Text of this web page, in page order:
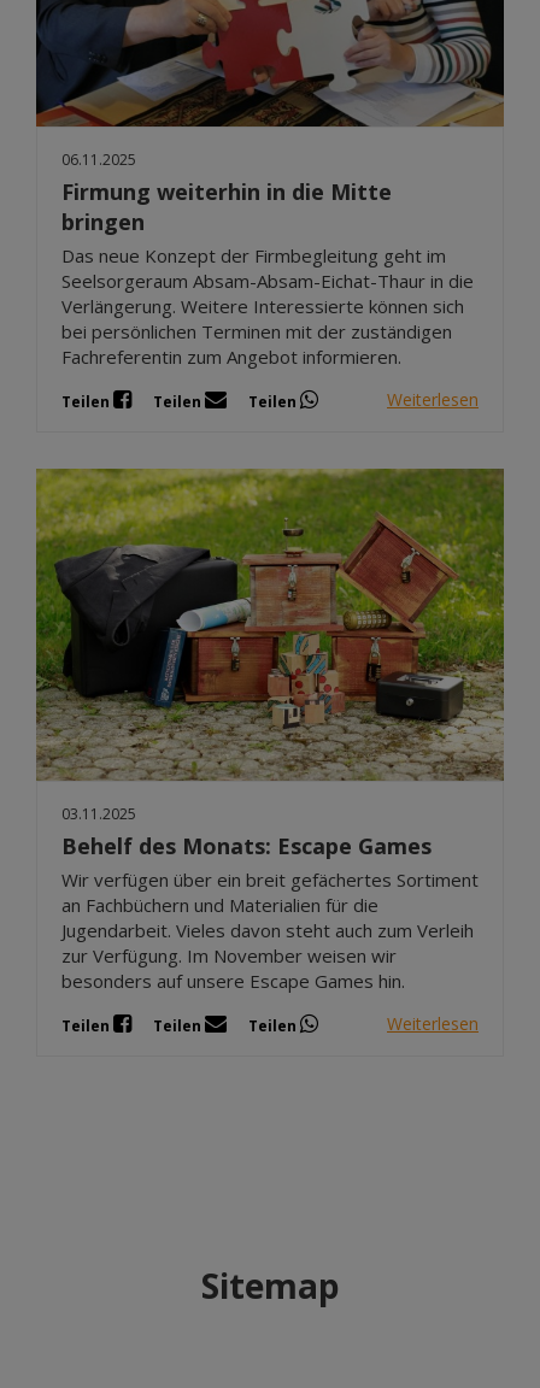
06.11.2025
Firmung weiterhin in die Mitte
bringen
Das neue Konzept der Firmbegleitung geht im
Seelsorgeraum Absam-Absam-Eichat-Thaur in die
Verlängerung. Weitere Interessierte können sich
bei persönlichen Terminen mit der zuständigen
Fachreferentin zum Angebot informieren.
Teilen Teilen Teilen Weiterlesen
03.11.2025
Behelf des Monats: Escape Games
Wir verfügen über ein breit gefächertes Sortiment
an Fachbüchern und Materialien für die
Jugendarbeit. Vieles davon steht auch zum Verleih
zur Verfügung. Im November weisen wir
besonders auf unsere Escape Games hin.
Teilen Teilen Teilen Weiterlesen
Sitemap